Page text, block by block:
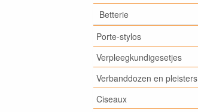
Betterie
Porte-stylos
Verpleegkundigesetjes
Verbanddozen en pleisters
Ciseaux